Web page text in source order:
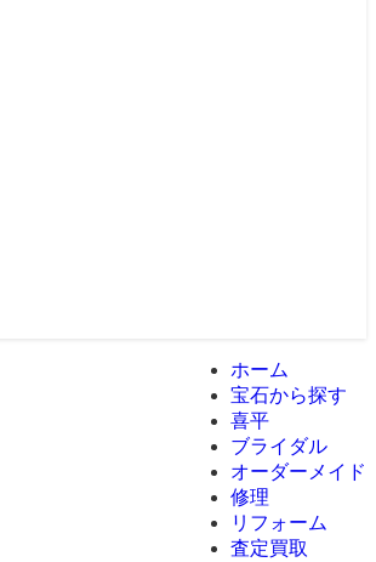
ホーム
宝石から探す
喜平
ブライダル
オーダーメイド
修理
リフォーム
査定買取